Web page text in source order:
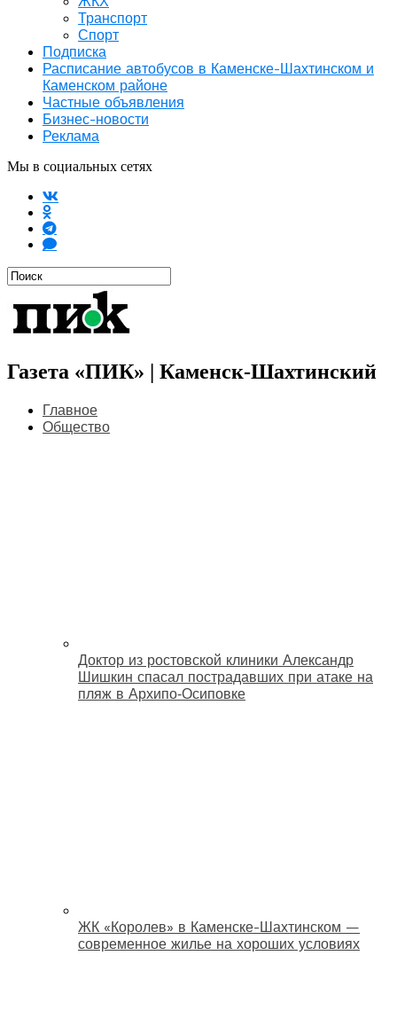
Транспорт
Спорт
Подписка
Расписание автобусов в Каменске-Шахтинском и
Каменском районе
Частные объявления
Бизнес-новости
Реклама
Мы в социальных сетях
Газета «ПИК» | Каменск-Шахтинский
Главное
Общество
Доктор из ростовской клиники Александр
Шишкин спасал пострадавших при атаке на
пляж в Архипо‑Осиповке
ЖК «Королев» в Каменске-Шахтинском —
современное жилье на хороших условиях